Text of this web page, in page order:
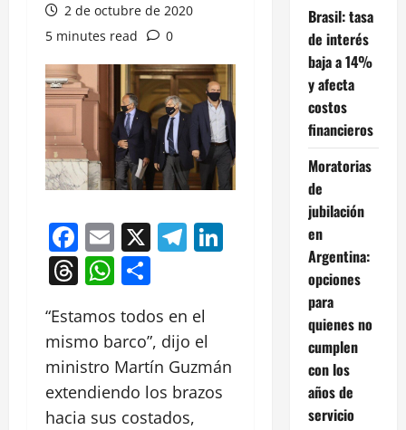
2 de octubre de 2020
5 minutes read
0
Facebook
Email
X Telegram
LinkedIn
Threads
WhatsApp
“Estamos todos en el
mismo barco”, dijo el
ministro Martín Guzmán
extendiendo los brazos
hacia sus costados,
Brasil: tasa
de interés
baja a 14%
y afecta
costos
financieros
Moratorias
de
jubilación
en
Argentina:
opciones
para
quienes no
cumplen
con los
años de
servicio